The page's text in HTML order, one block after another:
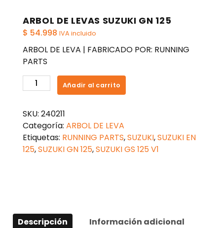
ARBOL DE LEVAS SUZUKI GN 125
$ 54.998 IVA incluido
ARBOL DE LEVA | FABRICADO POR: RUNNING
PARTS
ARBOL
DE
SUZUKI
GN
125
cantidad
Añadir al carrito
SKU: 240211
Categoría: ARBOL DE LEVA
Etiquetas: RUNNING PARTS,SUZUKI,SUZUKI EN
125,SUZUKI GN 125,SUZUKI GS 125 V1
Descripción Información adicional